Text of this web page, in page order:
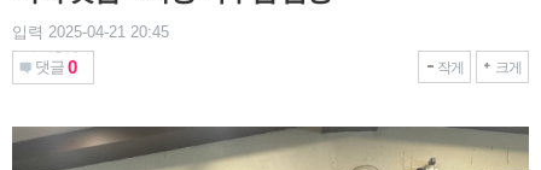
입력 2025-04-21 20:45
댓글 0 작게 크게